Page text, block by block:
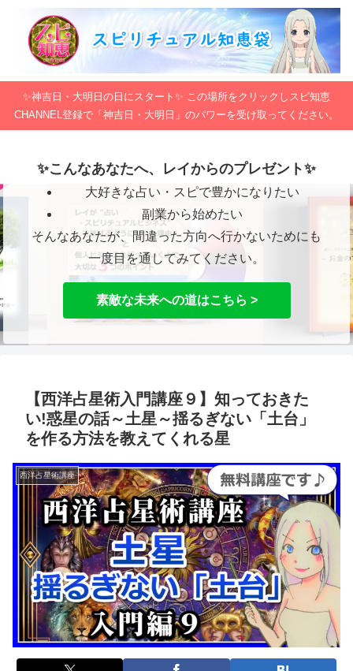
✨神吉日・大明日の日にスタート✨ この場所をクリックしスピ知恵
CHANNEL登録で「神吉日・大明日」のパワーを受け取ってください。
✨こんなあなたへ、レイからのプレゼント✨
大好きな占い・スピで豊かになりたい
副業から始めたい
そんなあなたが、間違った方向へ行かないためにも
一度目を通してみてください。
素敵な未来への道はこちら >
【西洋占星術入門講座９】知っておきた
い!惑星の話～土星～揺るぎない「土台」
を作る方法を教えてくれる星
西洋占星術講座